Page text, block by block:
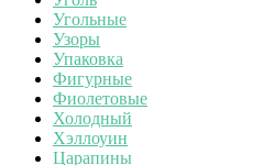
Угольные
Узоры
Упаковка
Фигурные
Фиолетовые
Холодный
Хэллоуин
Царапины